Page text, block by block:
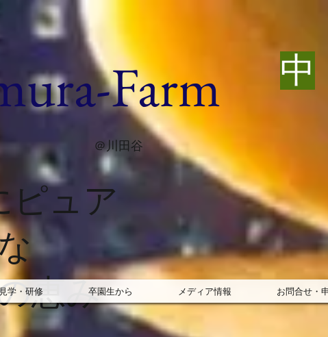
Farm ​中
＠川田谷
ピュア
恵み
学・研修 卒園生から メディア情報 お問合せ・